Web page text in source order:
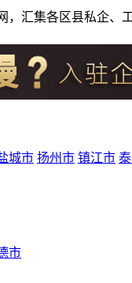
汇集各区县私企
城市 扬州市 镇江市
市